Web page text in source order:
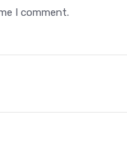
I comment.